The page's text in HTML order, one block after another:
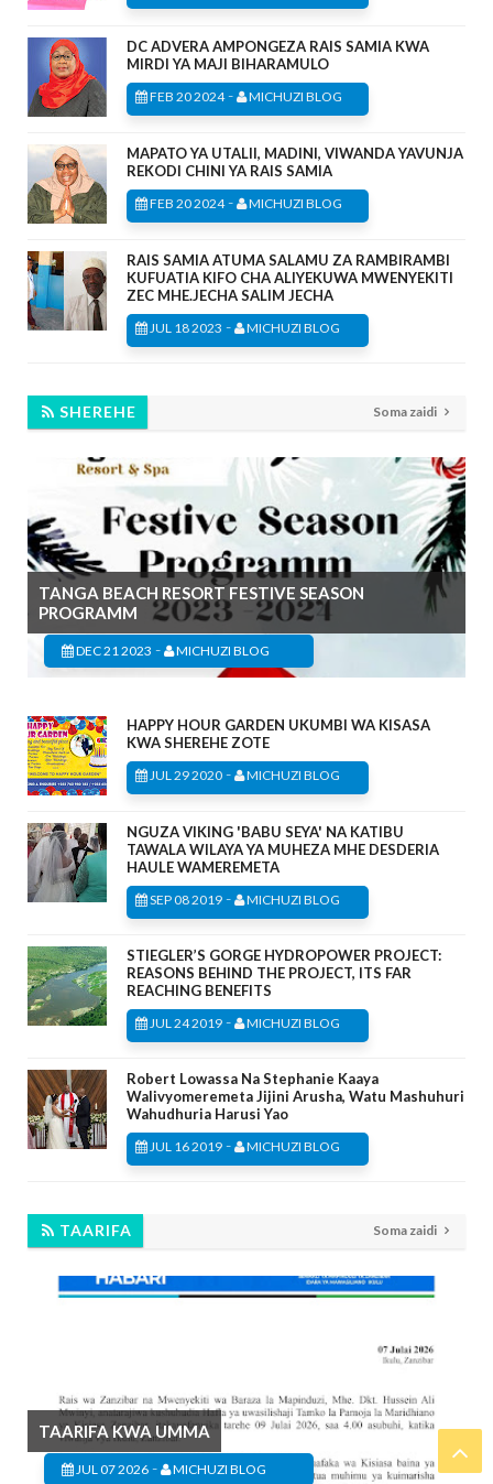
DC ADVERA AMPONGEZA RAIS SAMIA KWA
MIRDI YA MAJI BIHARAMULO
FEB 20 2024- MICHUZI BLOG
MAPATO YA UTALII, MADINI, VIWANDA YAVUNJA
REKODI CHINI YA RAIS SAMIA
FEB 20 2024- MICHUZI BLOG
RAIS SAMIA ATUMA SALAMU ZA RAMBIRAMBI
KUFUATIA KIFO CHA ALIYEKUWA MWENYEKITI
ZEC MHE.JECHA SALIM JECHA
JUL 18 2023 - MICHUZI BLOG
SHEREHE Soma zaidi
TANGA BEACH RESORT FESTIVE SEASON
PROGRAMM
DEC 21 2023 - MICHUZI BLOG
HAPPY HOUR GARDEN UKUMBI WA KISASA
KWA SHEREHE ZOTE
JUL 29 2020 - MICHUZI BLOG
NGUZA VIKING 'BABU SEYA' NA KATIBU
TAWALA WILAYA YA MUHEZA MHE DESDERIA
HAULE WAMEREMETA
SEP 08 2019 - MICHUZI BLOG
STIEGLER’S GORGE HYDROPOWER PROJECT:
REASONS BEHIND THE PROJECT, ITS FAR
REACHING BENEFITS
JUL 24 2019 - MICHUZI BLOG
Robert Lowassa Na Stephanie Kaaya
Walivyomeremeta Jijini Arusha, Watu Mashuhuri
Wahudhuria Harusi Yao
JUL 16 2019 - MICHUZI BLOG
TAARIFA Soma zaidi
TAARIFA KWA UMMA
JUL 07 2026 - MICHUZI BLOG